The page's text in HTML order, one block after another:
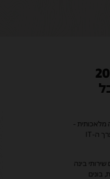
עם יותר מ-200
מלאכותית -
כדי לעזור לכם להעביר, לחדש, לבנות, להרחיב ולהפעיל את כל מערך ה-IT
בינה
בונים